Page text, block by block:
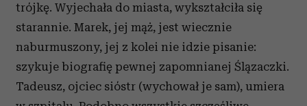
trójkę. Wyjechała do miasta, wykształciła się
starannie. Marek, jej mąż, jest wiecznie
naburmuszony, jej z kolei nie idzie pisanie:
szykuje biografię pewnej zapomnianej Ślązaczki.
Tadeusz, ojciec sióstr (wychował je sam), umiera